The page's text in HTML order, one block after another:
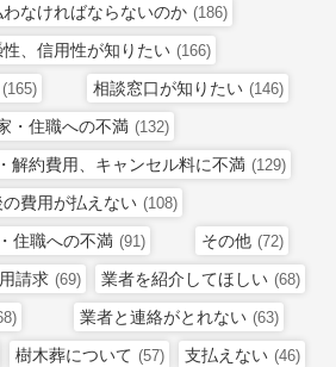
なければならないのか (186)
、信用性が知りたい (166)
(165) 相談窓口が知りたい (146)
・住職への不満 (132)
解約費用、キャンセル料に不満 (129)
費用が払えない (108)
住職への不満 (91) その他 (72)
請求 (69) 業者を紹介してほしい (68)
業者と連絡がとれない (63)
樹木葬について (57) 支払えない (46)